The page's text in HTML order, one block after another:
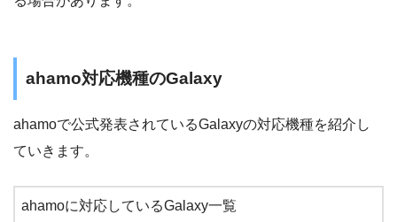
ahamo対応機種のGalaxy
ahamoで公式発表されているGalaxyの対応機種を紹介し
ていきます。
ahamoに対応しているGalaxy一覧